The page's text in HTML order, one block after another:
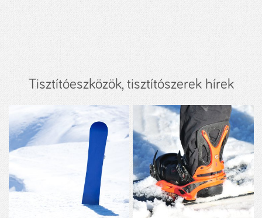
Tisztítóeszközök, tisztítószerek hírek